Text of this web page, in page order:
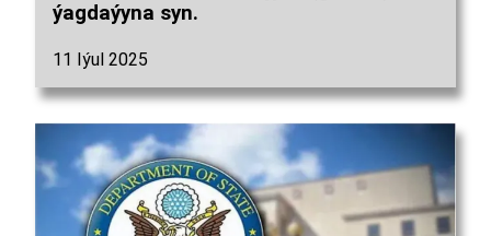
ýagdaýyna syn.
11 Iýul 2025